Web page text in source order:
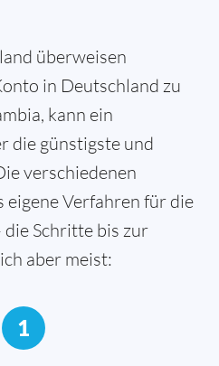
überweisen
in Deutschland zu
kann ein
die günstigste und
verschiedenen
Verfahren für die
Schritte bis zur
aber meist:
1